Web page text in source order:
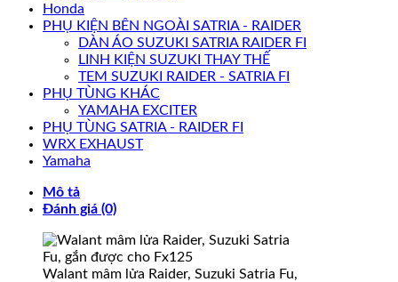
Honda
PHỤ KIỆN BÊN NGOÀI SATRIA - RAIDER
DÀN ÁO SUZUKI SATRIA RAIDER FI
LINH KIỆN SUZUKI THAY THẾ
TEM SUZUKI RAIDER - SATRIA FI
PHỤ TÙNG KHÁC
YAMAHA EXCITER
PHỤ TÙNG SATRIA - RAIDER FI
WRX EXHAUST
Yamaha
Mô tả
Đánh giá (0)
Walant mâm lửa Raider, Suzuki Satria Fu,